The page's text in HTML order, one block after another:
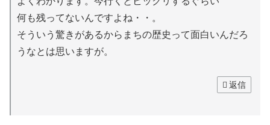
何も残ってないんですよね・・。
そういう驚きがあるからまちの歴史って面白いんだろ
うなとは思いますが。
返信